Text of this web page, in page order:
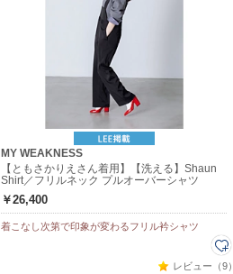
MY WEAKNESS
【ともさかりえさん着用】【洗える】Shaun
Shirt／フリルネック プルオーバーシャツ
￥26,400
着こなし次第で印象が変わるフリル衿シャツ
レビュー（9）